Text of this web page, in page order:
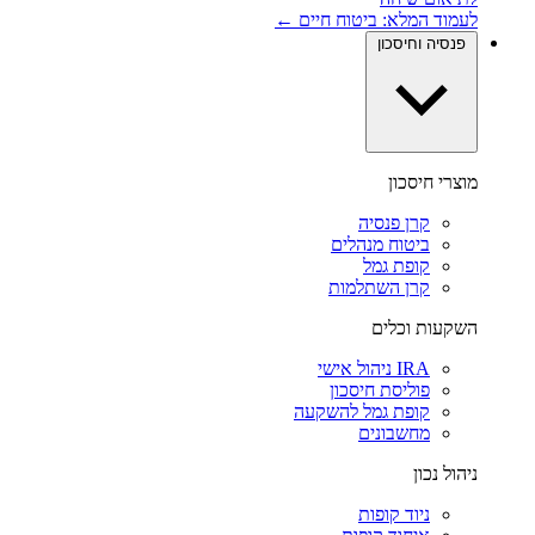
לעמוד המלא: ביטוח חיים ←
פנסיה וחיסכון
מוצרי חיסכון
קרן פנסיה
ביטוח מנהלים
קופת גמל
קרן השתלמות
השקעות וכלים
IRA ניהול אישי
פוליסת חיסכון
קופת גמל להשקעה
מחשבונים
ניהול נכון
ניוד קופות